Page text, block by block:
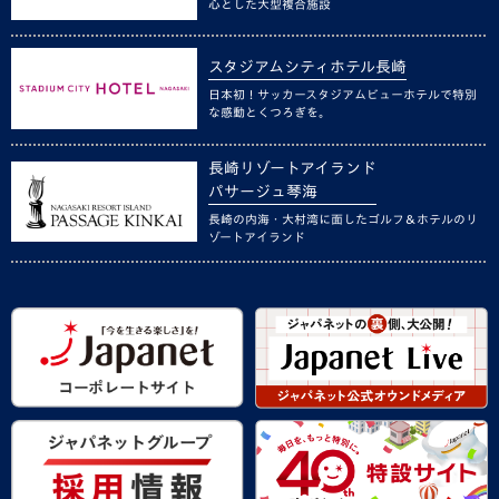
心とした大型複合施設
スタジアムシティホテル長崎
日本初！サッカースタジアムビューホテルで特別
な感動とくつろぎを。
長崎リゾートアイランド
パサージュ琴海
長崎の内海・大村湾に面したゴルフ＆ホテルのリ
ゾートアイランド